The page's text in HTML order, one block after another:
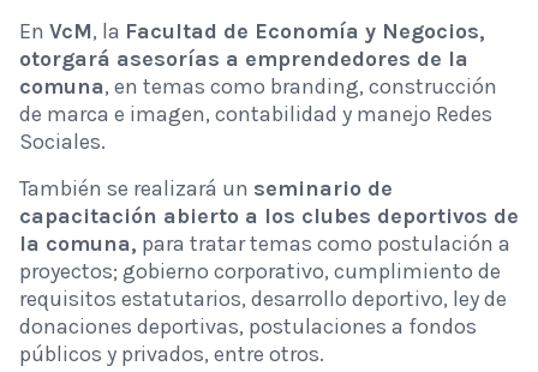
En VcM, la Facultad de Economía y Negocios,
otorgará asesorías a emprendedores de la
comuna, en temas como branding, construcción
de marca e imagen, contabilidad y manejo Redes
Sociales.
También se realizará un seminario de
capacitación abierto a los clubes deportivos de
la comuna, para tratar temas como postulación a
proyectos; gobierno corporativo, cumplimiento de
requisitos estatutarios, desarrollo deportivo, ley de
donaciones deportivas, postulaciones a fondos
públicos y privados, entre otros.